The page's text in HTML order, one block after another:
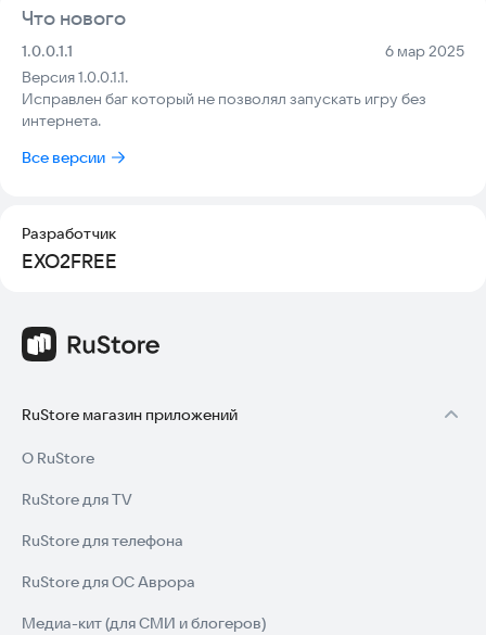
Что нового
Версия:
1.0.0.1.1 Дата:
6 мар 2025
Версия 1.0.0.1.1.
Исправлен баг который не позволял запускать игру без
интернета.
Все версии
Разработчик
EXO2FREE
RuStore магазин приложений
О RuStore
RuStore для TV
RuStore для телефона
RuStore для ОС Аврора
Медиа-кит (для СМИ и блогеров)